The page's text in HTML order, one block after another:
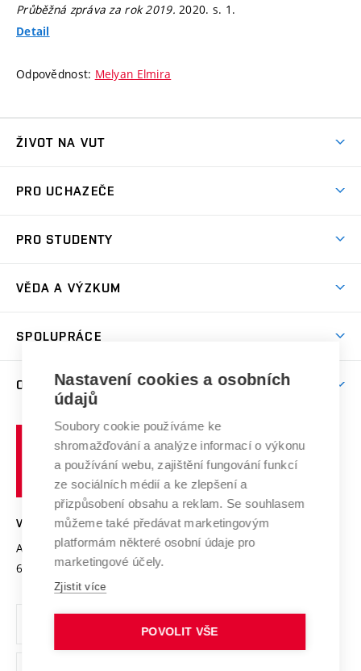
Průběžná zpráva za rok 2019. 2020. s. 1.
Detail
Odpovědnost: Melyan Elmira
ŽIVOT NA VUT
Koleje
Sport na VUT
Brno
PRO UCHAZEČE
Dny otevřených dveří
Celoživotní vzdělávání
E-přihláška
PRO STUDENTY
Harmonogram akademického roku
Závěrečné práce
Doktorské studium
Zpracování osobních údajů studentů
Sociální bezpečí
Studium bez bariér
Podpora podnikání
VĚDA A VÝZKUM
Mezinárodní vědecká rada
Systém zajišťování kvality výzkumu
Výzkumné infrastruktury
Transfer znalostí
Open Science
Projekty
Projekty ze strukturálních fondů
Specifický výzkum
SPOLUPRÁCE
Zahraniční spolupráce
Spolupráce se školami
Služby univerzity
Mezinárodní dohody
Univerzitní sítě
O UNIVERZITĚ
Profil univerzity
Udržitelná univerzita
Podnikavá univerzita / ContriBUTe
Bezpečná univerzita
Vyznamenání
Organizační struktura
Ochrana osobních údajů
učení
technické
VYSOKÉ UČENÍ TECHNICKÉ V BRNĚ
Antonínská 548/1
602 00 Brno
www.vut.cz
vut@vutbr.cz
Nastavení cookies a osobních
údajů
Soubory cookie používáme ke
shromažďování a analýze informací o výkonu
a používání webu, zajištění fungování funkcí
ze sociálních médií a ke zlepšení a
přizpůsobení obsahu a reklam. Se souhlasem
můžeme také předávat marketingovým
platformám některé osobní údaje pro
marketingové účely.
Zjistit více
POVOLIT VŠE